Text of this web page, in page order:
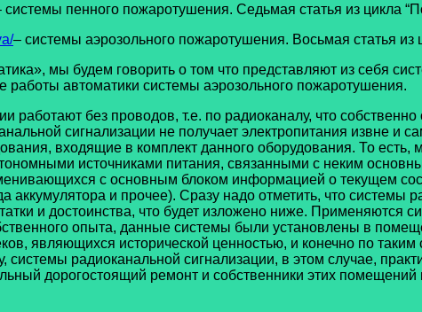
пенного пожаротушения. Седьмая статья из цикла
– системы аэрозольного пожаротушения. Восьмая статья из
мы будем говорить о том что представляют из себя
работы автоматики системы аэрозольного пожаротушения.
без проводов, т.е. по радиоканалу, что собственно
сигнализации не получает электропитания извне и
входящие в комплект данного оборудования. То
источниками питания, связанными с неким
с основным блоком информацией о текущем
аккумулятора и прочее). Сразу надо отметить, что системы
и достоинства, что будет изложено ниже. Применяются
опыта, данные системы были установлены в
являющихся исторической ценностью, и конечно по таким
системы радиоканальной сигнализации, в этом случае,
дорогостоящий ремонт и собственники этих помещений